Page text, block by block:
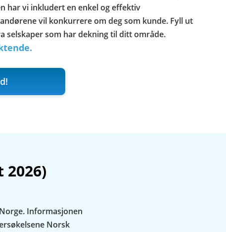
har vi inkludert en enkel og effektiv
vil konkurrere om deg som kunde. Fyll ut
selskaper som har dekning til ditt område.
Informasjonen
Norsk